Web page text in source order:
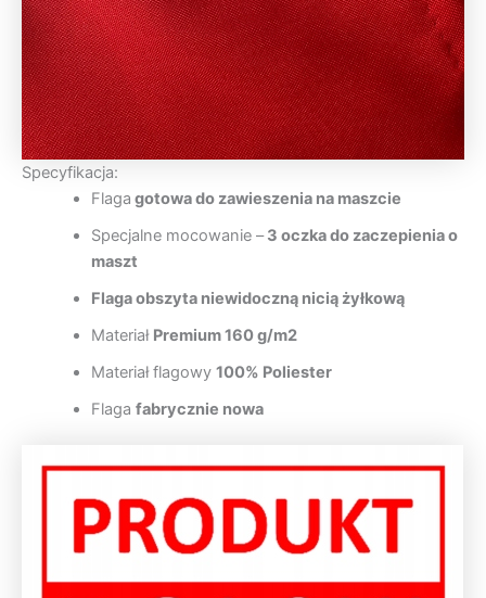
Specyfikacja:
Flaga gotowa do zawieszenia na maszcie
Specjalne mocowanie –3 oczka do zaczepienia o
maszt
Flaga obszyta niewidoczną nicią żyłkową
Materiał Premium 160 g/m2
Materiał flagowy 100% Poliester
Flaga fabrycznie nowa